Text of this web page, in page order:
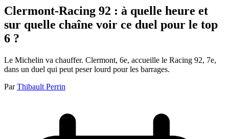
Clermont-Racing 92 : à quelle heure et
sur quelle chaîne voir ce duel pour le top
6 ?
Le Michelin va chauffer. Clermont, 6e, accueille le Racing 92, 7e,
dans un duel qui peut peser lourd pour les barrages.
Par Thibault Perrin